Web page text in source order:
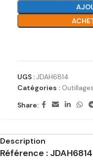
UGS :JDAH6814
Catégories :
Share:
Description
Référence : JDAH6814